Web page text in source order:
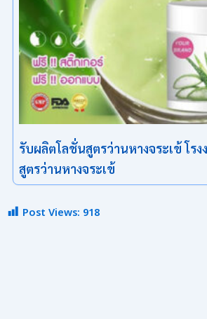
รับผลิตโลชั่นสูตรว่านหางจระเข้ โร
สูตรว่านหางจระเข้
Post Views: 918